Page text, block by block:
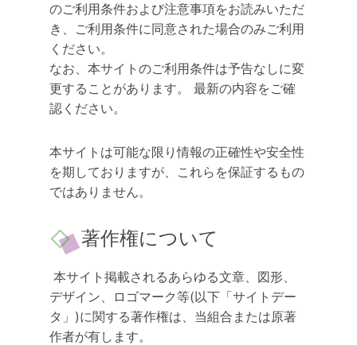
のご利用条件および注意事項をお読みいただ
き、ご利用条件に同意された場合のみご利用
ください。
なお、本サイトのご利用条件は予告なしに変
更することがあります。 最新の内容をご確
認ください。
本サイトは可能な限り情報の正確性や安全性
を期しておりますが、これらを保証するもの
ではありません。
著作権について
本サイト掲載されるあらゆる文章、図形、
デザイン、ロゴマーク等(以下「サイトデー
タ」)に関する著作権は、当組合または原著
作者が有します。